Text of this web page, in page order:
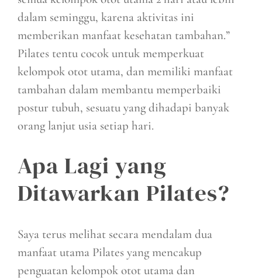
dalam seminggu, karena aktivitas ini
memberikan manfaat kesehatan tambahan.”
Pilates tentu cocok untuk memperkuat
kelompok otot utama, dan memiliki manfaat
tambahan dalam membantu memperbaiki
postur tubuh, sesuatu yang dihadapi banyak
orang lanjut usia setiap hari.
Apa Lagi yang
Ditawarkan Pilates?
Saya terus melihat secara mendalam dua
manfaat utama Pilates yang mencakup
penguatan kelompok otot utama dan